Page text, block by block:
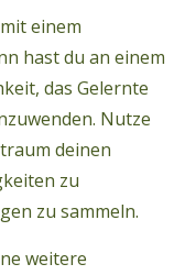
einem
hast du an einem
das Gelernte
Nutze
deinen
zu
zu sammeln.
weitere